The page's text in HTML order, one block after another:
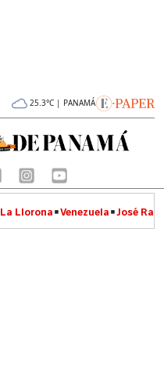
25.3°C | PANAMÁ
La Llorona Venezuela José